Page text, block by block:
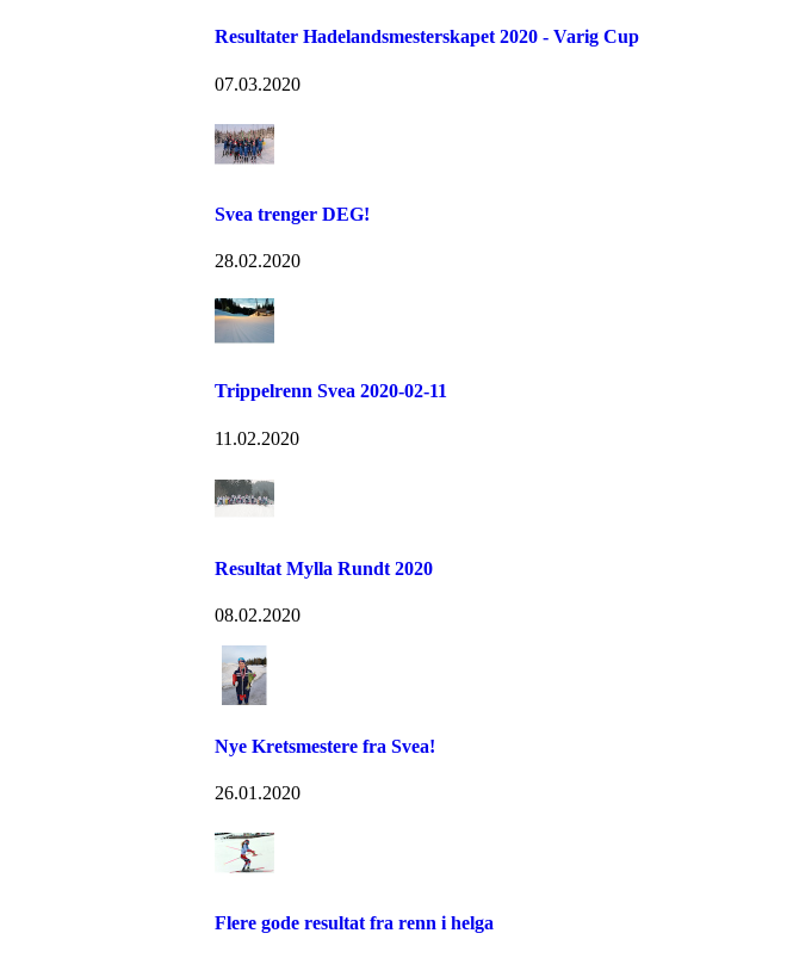
Resultater Hadelandsmesterskapet 2020 - Varig Cup
07.03.2020
Svea trenger DEG!
28.02.2020
Trippelrenn Svea 2020-02-11
11.02.2020
Resultat Mylla Rundt 2020
08.02.2020
Nye Kretsmestere fra Svea!
26.01.2020
Flere gode resultat fra renn i helga